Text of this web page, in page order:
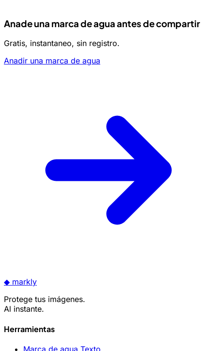
Anade una marca de agua antes de compartir
Gratis, instantaneo, sin registro.
Anadir una marca de agua
◆ markly
Protege tus imágenes.
Al instante.
Herramientas